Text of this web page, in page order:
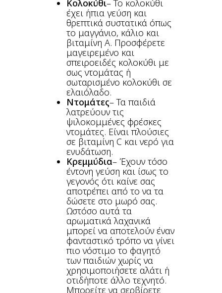
Κολοκύθι– Το κολοκύθι
έχει ήπια γεύση και
θρεπτικά συστατικά όπως
το μαγγάνιο, κάλιο και
βιταμίνη Α. Προσφέρετε
μαγειρεμένο και
σπειροειδές κολοκύθι με
σως ντομάτας ή
σωταρισμένο κολοκύθι σε
ελαιόλαδο.
Ντομάτες– Τα παιδιά
λατρεύουν τις
ψιλοκομμένες φρέσκες
ντομάτες. Είναι πλούσιες
σε βιταμίνη C και νερό για
ενυδάτωση.
Κρεμμύδια– Έχουν τόσο
έντονη γεύση και ίσως το
γεγονός ότι καίνε σας
αποτρέπει από το να τα
δώσετε στο μωρό σας.
Ωστόσο αυτά τα
αρωματικά λαχανικά
μπορεί να αποτελούν έναν
φανταστικό τρόπο να γίνει
πιο νόστιμο το φαγητό
των παιδιών χωρίς να
χρησιμοποιήσετε αλάτι ή
οτιδήποτε άλλο τεχνητό.
Μπορείτε να σερβίρετε